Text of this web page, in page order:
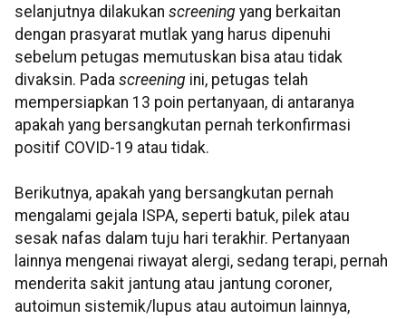
selanjutnya dilakukan screening yang berkaitan
dengan prasyarat mutlak yang harus dipenuhi
sebelum petugas memutuskan bisa atau tidak
divaksin. Pada screening ini, petugas telah
mempersiapkan 13 poin pertanyaan, di antaranya
apakah yang bersangkutan pernah terkonfirmasi
positif COVID-19 atau tidak.
Berikutnya, apakah yang bersangkutan pernah
mengalami gejala ISPA, seperti batuk, pilek atau
sesak nafas dalam tuju hari terakhir. Pertanyaan
lainnya mengenai riwayat alergi, sedang terapi, pernah
menderita sakit jantung atau jantung coroner,
autoimun sistemik/lupus atau autoimun lainnya,